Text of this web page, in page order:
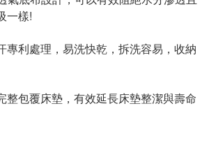
一樣!
利處理，易洗快乾，拆洗容易，收納
包覆床墊，有效延長床墊整潔與壽命